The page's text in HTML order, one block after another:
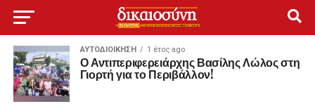
ΑΥΤΟΔΙΟΊΚΗΣΗ 1 έτος ago
Ο Αντιπεριφερειάρχης Βασίλης Λώλος στη
Γιορτή για το Περιβάλλον!